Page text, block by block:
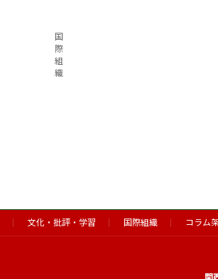
国
際
組
織
文化・批評・学習 国際組織 コラム
関